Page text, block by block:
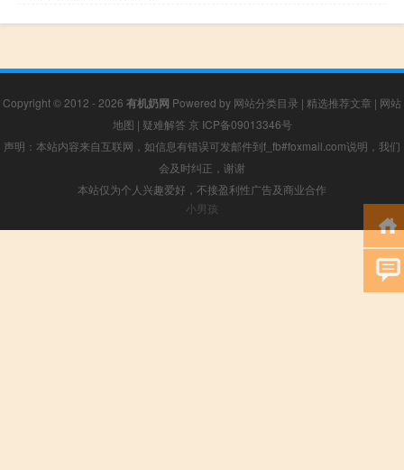
Copyright © 2012 - 2026 有机奶网 Powered by 网站分类目录 | 精选推荐文章 | 网站
地图 | 疑难解答 京 ICP备09013346号
声明：本站内容来自互联网，如信息有错误可发邮件到f_fb#foxmail.com说明，我们
会及时纠正，谢谢
本站仅为个人兴趣爱好，不接盈利性广告及商业合作
小男孩